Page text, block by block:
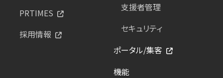
PRTIMES
採用情報
支援者管理
セキュリティ
ポータル/集客
機能